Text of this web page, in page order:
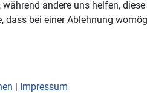
andere uns helfen,
bei einer Ablehnung
| Impressum